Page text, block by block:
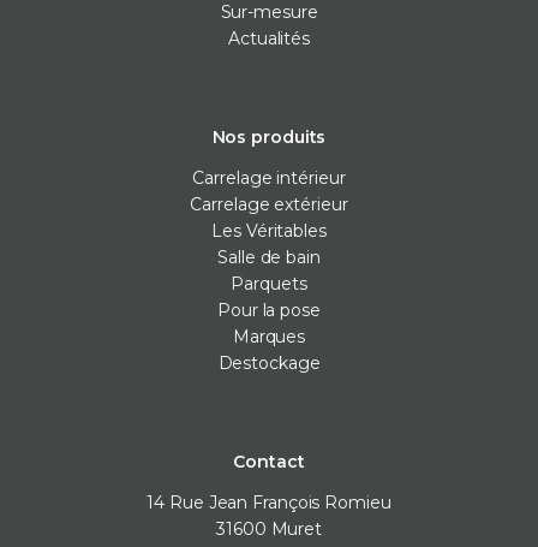
Sur-mesure
Actualités
Nos produits
Carrelage intérieur
Carrelage extérieur
Les Véritables
Salle de bain
Parquets
Pour la pose
Marques
Destockage
Contact
14 Rue Jean François Romieu
31600 Muret